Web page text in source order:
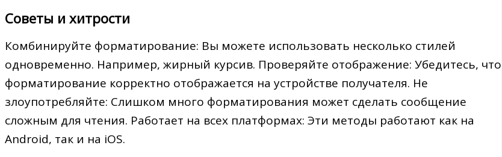
Советы и хитрости
Комбинируйте форматирование: Вы можете использовать несколько стилей
одновременно. Например, жирный курсив. Проверяйте отображение: Убедитесь, что
форматирование корректно отображается на устройстве получателя. Не
злоупотребляйте: Слишком много форматирования может сделать сообщение
сложным для чтения. Работает на всех платформах: Эти методы работают как на
Android, так и на iOS.